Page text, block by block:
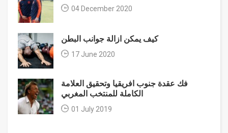
04 December 2020
كيف يمكن ازالة جوانب البطن
17 June 2020
فك عقدة جنوب افريقيا وتحقيق العلامة
الكاملة للمنتخب المغربي
01 July 2019